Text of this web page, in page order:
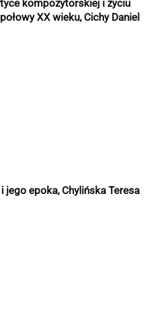
kompozytorskiej i życiu
XX wieku, Cichy Daniel
jego epoka, Chylińska Teresa